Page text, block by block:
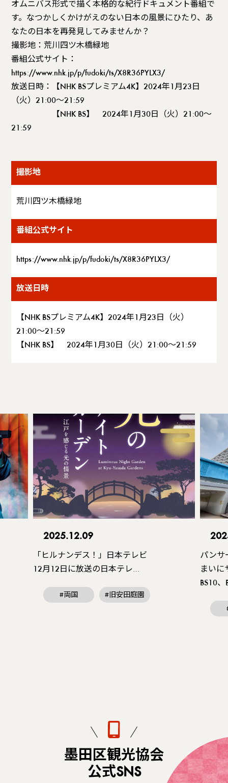
オムニバス形式で描く本格的な紀行ドキュメント番組で
す。なつかしくかけがえのない日本の風景にひたり、あ
なたの日本を再発見してみませんか？
撮影地：荒川四ツ木橋緑地
番組公式サイト：
https://www.nhk.jp/p/fudoki/ts/X8R36PYLX3/
放送日時：【NHK BSプレミアム4K】2024年1月23日
（火）21:00〜21:59
【NHK BS】 2024年1月30日（火）21:00〜
21:59
撮影地
荒川四ツ木橋緑地
番組公式サイト
https://www.nhk.jp/p/fudoki/ts/X8R36PYLX3/
放送日時
【NHK BSプレミアム4K】2024年1月23日（火）
21:00〜21:59
【NHK BS】 2024年1月30日（火）21:00〜21:59
2025.12.09
「ヒルナンデス！」日本テレビ
12月12日に放送の日本テレ…
#両国 #旧安田庭園
パンサ
まいに
BS10
墨田区観光協会
公式SNS